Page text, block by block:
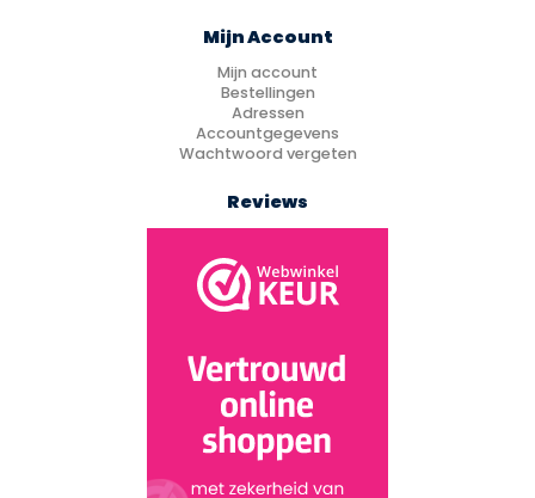
Mijn Account
Mijn account
Bestellingen
Adressen
Accountgegevens
Wachtwoord vergeten
Reviews